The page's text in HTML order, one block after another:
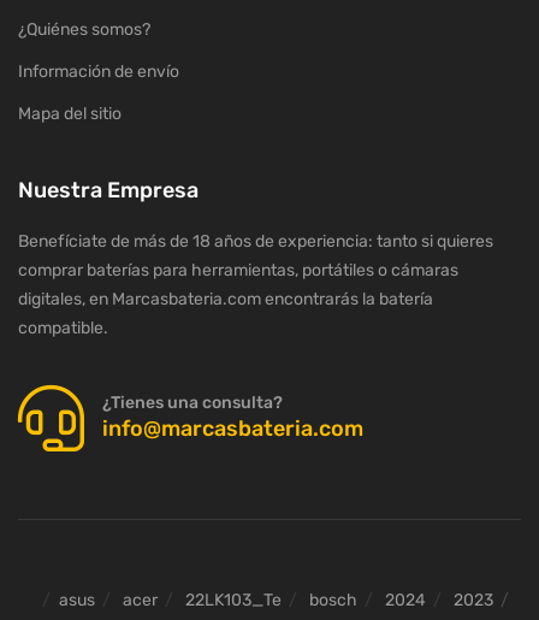
¿Quiénes somos?
Información de envío
Mapa del sitio
Nuestra Empresa
Benefíciate de más de 18 años de experiencia: tanto si quieres
comprar baterías para herramientas, portátiles o cámaras
digitales, en Marcasbateria.com encontrarás la batería
compatible.
¿Tienes una consulta?
info@marcasbateria.com
asus acer 22LK103_Te bosch 2024
2023